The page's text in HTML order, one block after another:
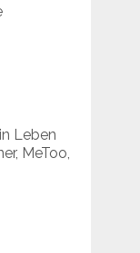
Leben
MeToo,